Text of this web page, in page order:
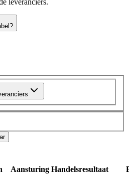
Aansturing Handelsresultaat